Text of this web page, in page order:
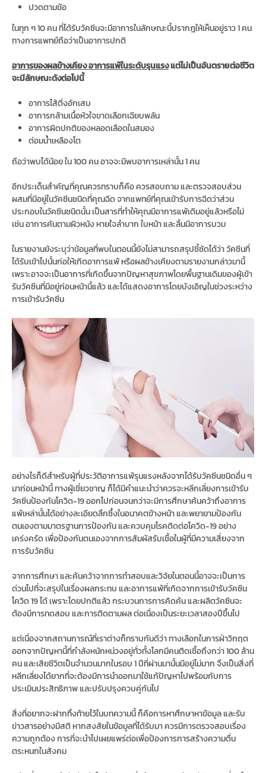
ปวดตามข้อ
ในทุก ๆ 10 คน ที่ได้รับวัคซีนจะมีอาการในลักษณะนี้ปรากฎให้เห็นอยู่ราว 1 คน
ทางการแพทย์ถือว่าเป็นอาการปกติ
อาการของผลข้างเคียง อาการแพ้ในระดับรุนแรงแต่ไม่เป็นอันตรายต่อชีวิต
จะมีลักษณะดังต่อไปนี้
อาการไส้ติ่งอักเสบ
อาการกล้ามเนื้อหัวใจขาดเลือกเฉียบพลัน
อาการผิดปกติของหลอดเลือดในสมอง
ต่อมน้ำเหลืองโต
ถือว่าพบได้น้อย ใน 100 คน อาจจะมีพบอาการเหล่านั้น 1 คน
อีกประเด็นสำคัญที่คุณควรทราบก็คือ ควรสอบถาม และตรวจสอบส่วน
ผสมที่มีอยู่ในวัคซีนชนิดที่คุณฉีด จากแพทย์ที่คุณเข้ารับการฉีดว่าส่วน
ประกอบในวัคซีนชนิดนั้น เป็นสารที่ทำให้คุณมีอาการแพ้เดิมอยู่แล้วหรือไม่
เช่น อาการคันตามผิวหนัง หายใจลำบาก ใบหน้า และลิ้นมีอาการบวม
ในรายงานยังระบุว่าข้อมูลที่พบในตอนนี้ยังไม่สามารถสรุปชี้ชัดได้ว่า วัคซีนที่
ได้รับเข้าไปนั้นก่อให้เกิดอาการแพ้ หรือผลข้างเคียงตามรายงานกล่าวมานี้
เพราะอาจจะเป็นอาการที่เกิดขึ้นจากปัญหาสุขภาพโดยพื้นฐานเดิมของผู้เข้า
รับวัคซีนที่มีอยู่ก่อนหน้านี้แล้ว และได้แสดงอาการโดยบังเอิญในช่วงระหว่าง
การเข้ารับวัคซีน
อย่างไรก็ดีสำหรับผู้ที่ประวัติอาการแพ้รุนแรงหลังจากได้รับวัคซีนชนิดอื่น ๆ
มาก่อนหน้านี้ ทางผู้เชี่ยวชาญ ก็ได้มีคำแนะนำว่าควรจะหลีกเลี่ยงการเข้ารับ
วัคซีนป้องกันโควิด-19 ออกไปก่อนจนกว่าจะมีการศึกษาค้นคว้าถึงอาการ
แพ้เหล่านั้นได้อย่างละเอียดลึกซึ้งในอนาคตข้างหน้า และพยายามป้องกัน
ตนเองตามมาตรฐานการป้องกัน และควบคุมโรคติดต่อโควิด-19 อย่าง
เคร่งครัด เพื่อป้องกันตนเองจากการสัมผัสรับเชื้อในผู้ที่มีความเสี่ยงจาก
การรับวัคซีน
จากการศึกษา และค้นคว้าจากการทำสอบและวิจัยในตอนนี้อาจจะเป็นการ
ด่วนไปที่จะสรุปในเรื่องผลกระทบ และอาการแพ้ที่เกิดจากการเข้ารับวัคซีน
โควิด 19 ได้ เพราะโดยปกติแล้ว กระบวนการการคิดค้น และผลิตวัคซีนจะ
ต้องมีการทดสอบ และการติดตามผล ต่อเนื่องเป็นระยะเวลาสองปีขึ้นไป
แต่เนื่องจากสถานการณ์ที่เราต่างก็ทราบกันดีว่า ทางเลือกในการฝ่าวิกฤต
ออกจากปัญหานี้ที่กำลังหนักหน่วงอยู่ทั่วทั้งโลกมีคนติดเชื้อถึงกว่า 100 ล้าน
คน และเสียชีวิตเป็นจำนวนมากในรอบ 1 ปีที่ผ่านมานั้นมีอยู่ไม่มาก จึงเป็นสิ่งที่
หลีกเลี่ยงได้ยากที่จะต้องมีการนำออกมาใช้แก้ปัญหาไปพร้อมกับการ
ประเมินประสิทธิภาพ และปรับปรุงควบคู่กันไป
สิ่งที่อยากจะฝากทิ้งท้ายไว้ในบทความนี้ ก็คือการหาศึกษาหาข้อมูล และรับ
ข่าวสารอย่างมีสติ หากสงสัยในข้อมูลที่ได้รับมา ควรมีการตรวจสอบเรื่อง
ความถูกต้อง การที่จะนำไปเผยแพร่ต่อเพื่อป้องการการสร้างความตื่น
ตระหนกในสังคม